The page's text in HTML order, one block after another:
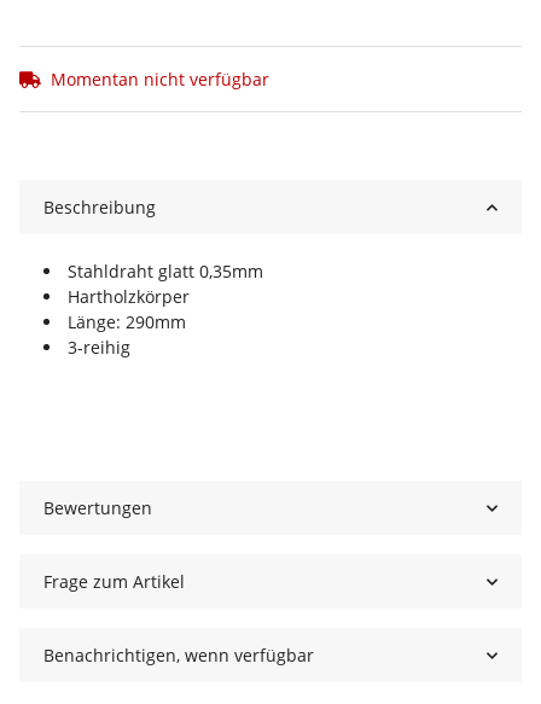
Momentan nicht verfügbar
Beschreibung
Stahldraht glatt 0,35mm
Hartholzkörper
Länge: 290mm
3-reihig
Bewertungen
Frage zum Artikel
Benachrichtigen, wenn verfügbar